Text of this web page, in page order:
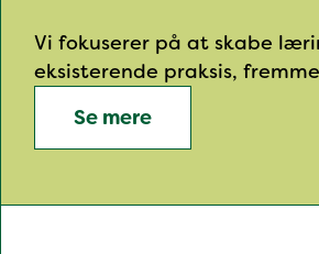
Vi fokuserer på at skabe
eksisterende praksis,
Se mere